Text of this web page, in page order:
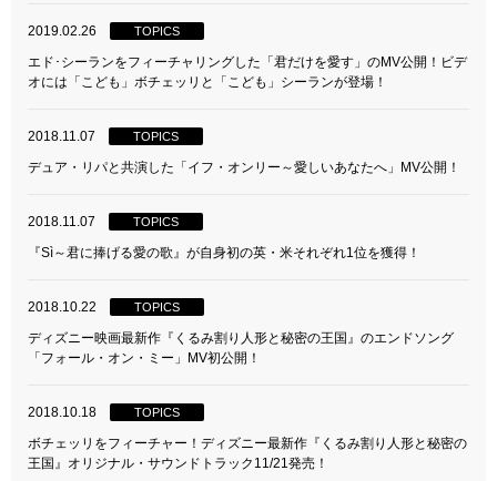
2019.02.26 TOPICS
エド･シーランをフィーチャリングした「君だけを愛す」のMV公開！ビデ
オには「こども」ボチェッリと「こども」シーランが登場！
2018.11.07 TOPICS
デュア・リパと共演した「イフ・オンリー～愛しいあなたへ」MV公開！
2018.11.07 TOPICS
『Sì～君に捧げる愛の歌』が自身初の英・米それぞれ1位を獲得！
2018.10.22 TOPICS
ディズニー映画最新作『くるみ割り人形と秘密の王国』のエンドソング
「フォール・オン・ミー」MV初公開！
2018.10.18 TOPICS
ボチェッリをフィーチャー！ディズニー最新作『くるみ割り人形と秘密の
王国』オリジナル・サウンドトラック11/21発売！